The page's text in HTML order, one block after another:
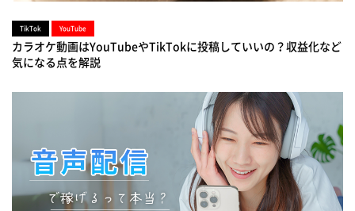
TikTok YouTube
カラオケ動画はYouTubeやTikTokに投稿していいの？収益化など
気になる点を解説